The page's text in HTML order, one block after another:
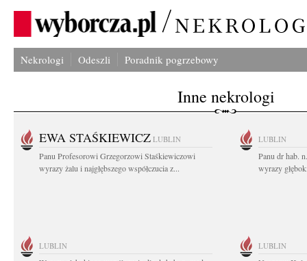
Nekrologi Odeszli Poradnik pogrzebowy
Inne nekrologi
EWA STAŚKIEWICZ LUBLIN
Panu Profesorowi Grzegorzowi Staśkiewiczowi
wyrazy żalu i najgłębszego współczucia z...
LUBLIN
Panu dr hab.
wyrazy
LUBLIN LUBLIN